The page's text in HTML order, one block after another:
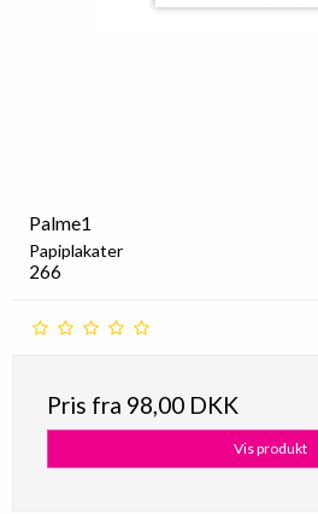
Palme1
Papiplakater
266
Pris fra 98,00 DKK
Vis produkt